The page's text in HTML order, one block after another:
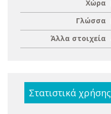
Χώρα
Γλώσσα
Άλλα στοιχεία
Στατιστικά χρήσης